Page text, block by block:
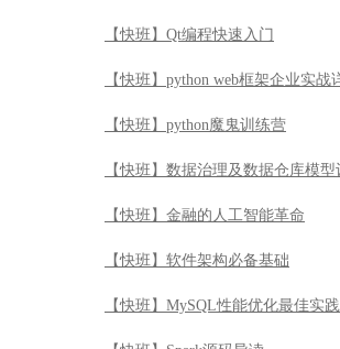
【快班】Qt编程快速入门
【快班】python web框架企业实战
【快班】python魔鬼训练营
【快班】数据治理及数据仓库模型
【快班】金融的人工智能革命
【快班】软件架构必备基础
【快班】MySQL性能优化最佳实践